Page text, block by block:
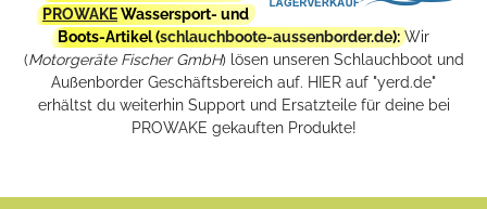
PROWAKEWassersport- und
Boots-Artikel (schlauchboote-aussenborder.de): Wir
(Motorgeräte Fischer GmbH) lösen unseren Schlauchboot und
Außenborder Geschäftsbereich auf. HIER auf "yerd.de"
erhältst du weiterhin Support und Ersatzteile für deine bei
PROWAKE gekauften Produkte!